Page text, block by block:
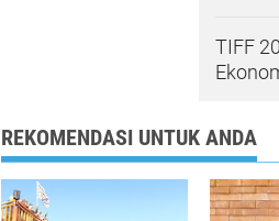
TIFF
REKOMENDASI UNTUK ANDA